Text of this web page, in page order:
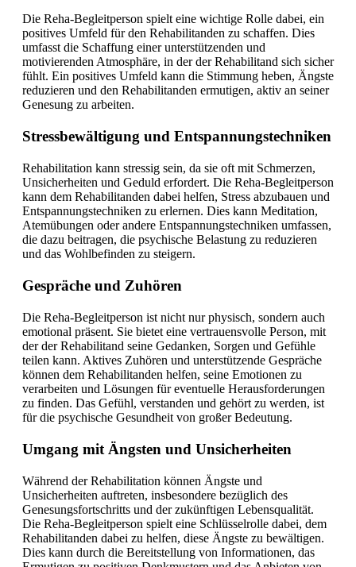
Die Reha-Begleitperson spielt eine wichtige Rolle dabei, ein
positives Umfeld für den Rehabilitanden zu schaffen. Dies
umfasst die Schaffung einer unterstützenden und
motivierenden Atmosphäre, in der der Rehabilitand sich sicher
fühlt. Ein positives Umfeld kann die Stimmung heben, Ängste
reduzieren und den Rehabilitanden ermutigen, aktiv an seiner
Genesung zu arbeiten.
Stressbewältigung und Entspannungstechniken
Rehabilitation kann stressig sein, da sie oft mit Schmerzen,
Unsicherheiten und Geduld erfordert. Die Reha-Begleitperson
kann dem Rehabilitanden dabei helfen, Stress abzubauen und
Entspannungstechniken zu erlernen. Dies kann Meditation,
Atemübungen oder andere Entspannungstechniken umfassen,
die dazu beitragen, die psychische Belastung zu reduzieren
und das Wohlbefinden zu steigern.
Gespräche und Zuhören
Die Reha-Begleitperson ist nicht nur physisch, sondern auch
emotional präsent. Sie bietet eine vertrauensvolle Person, mit
der der Rehabilitand seine Gedanken, Sorgen und Gefühle
teilen kann. Aktives Zuhören und unterstützende Gespräche
können dem Rehabilitanden helfen, seine Emotionen zu
verarbeiten und Lösungen für eventuelle Herausforderungen
zu finden. Das Gefühl, verstanden und gehört zu werden, ist
für die psychische Gesundheit von großer Bedeutung.
Umgang mit Ängsten und Unsicherheiten
Während der Rehabilitation können Ängste und
Unsicherheiten auftreten, insbesondere bezüglich des
Genesungsfortschritts und der zukünftigen Lebensqualität.
Die Reha-Begleitperson spielt eine Schlüsselrolle dabei, dem
Rehabilitanden dabei zu helfen, diese Ängste zu bewältigen.
Dies kann durch die Bereitstellung von Informationen, das